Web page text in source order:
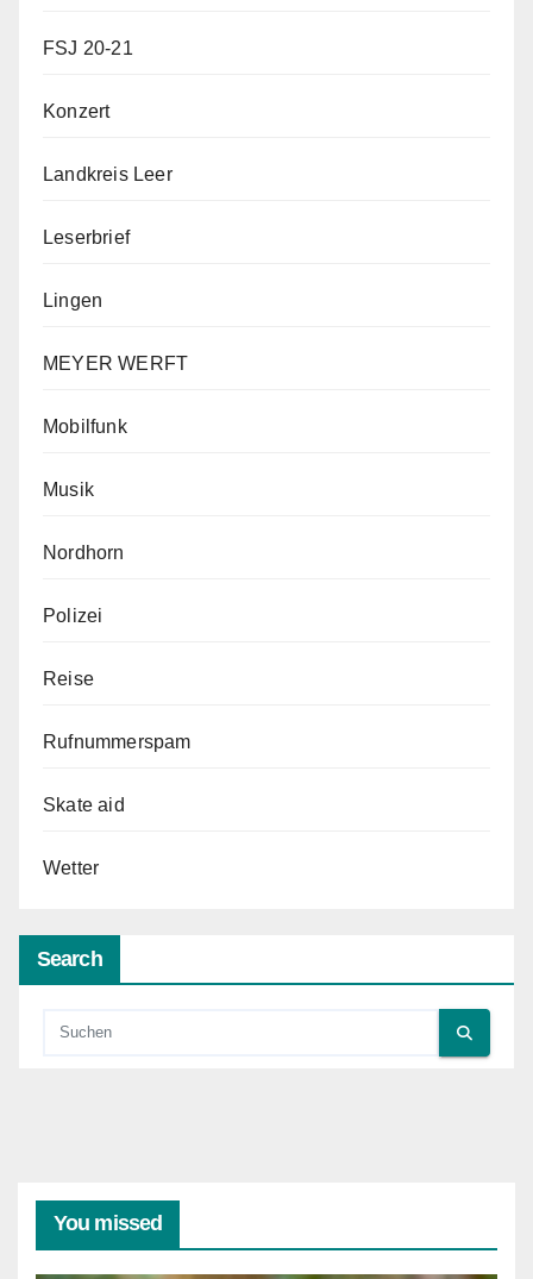
FSJ 20-21
Konzert
Landkreis Leer
Leserbrief
Lingen
MEYER WERFT
Mobilfunk
Musik
Nordhorn
Polizei
Reise
Rufnummerspam
Skate aid
Wetter
Search
You missed